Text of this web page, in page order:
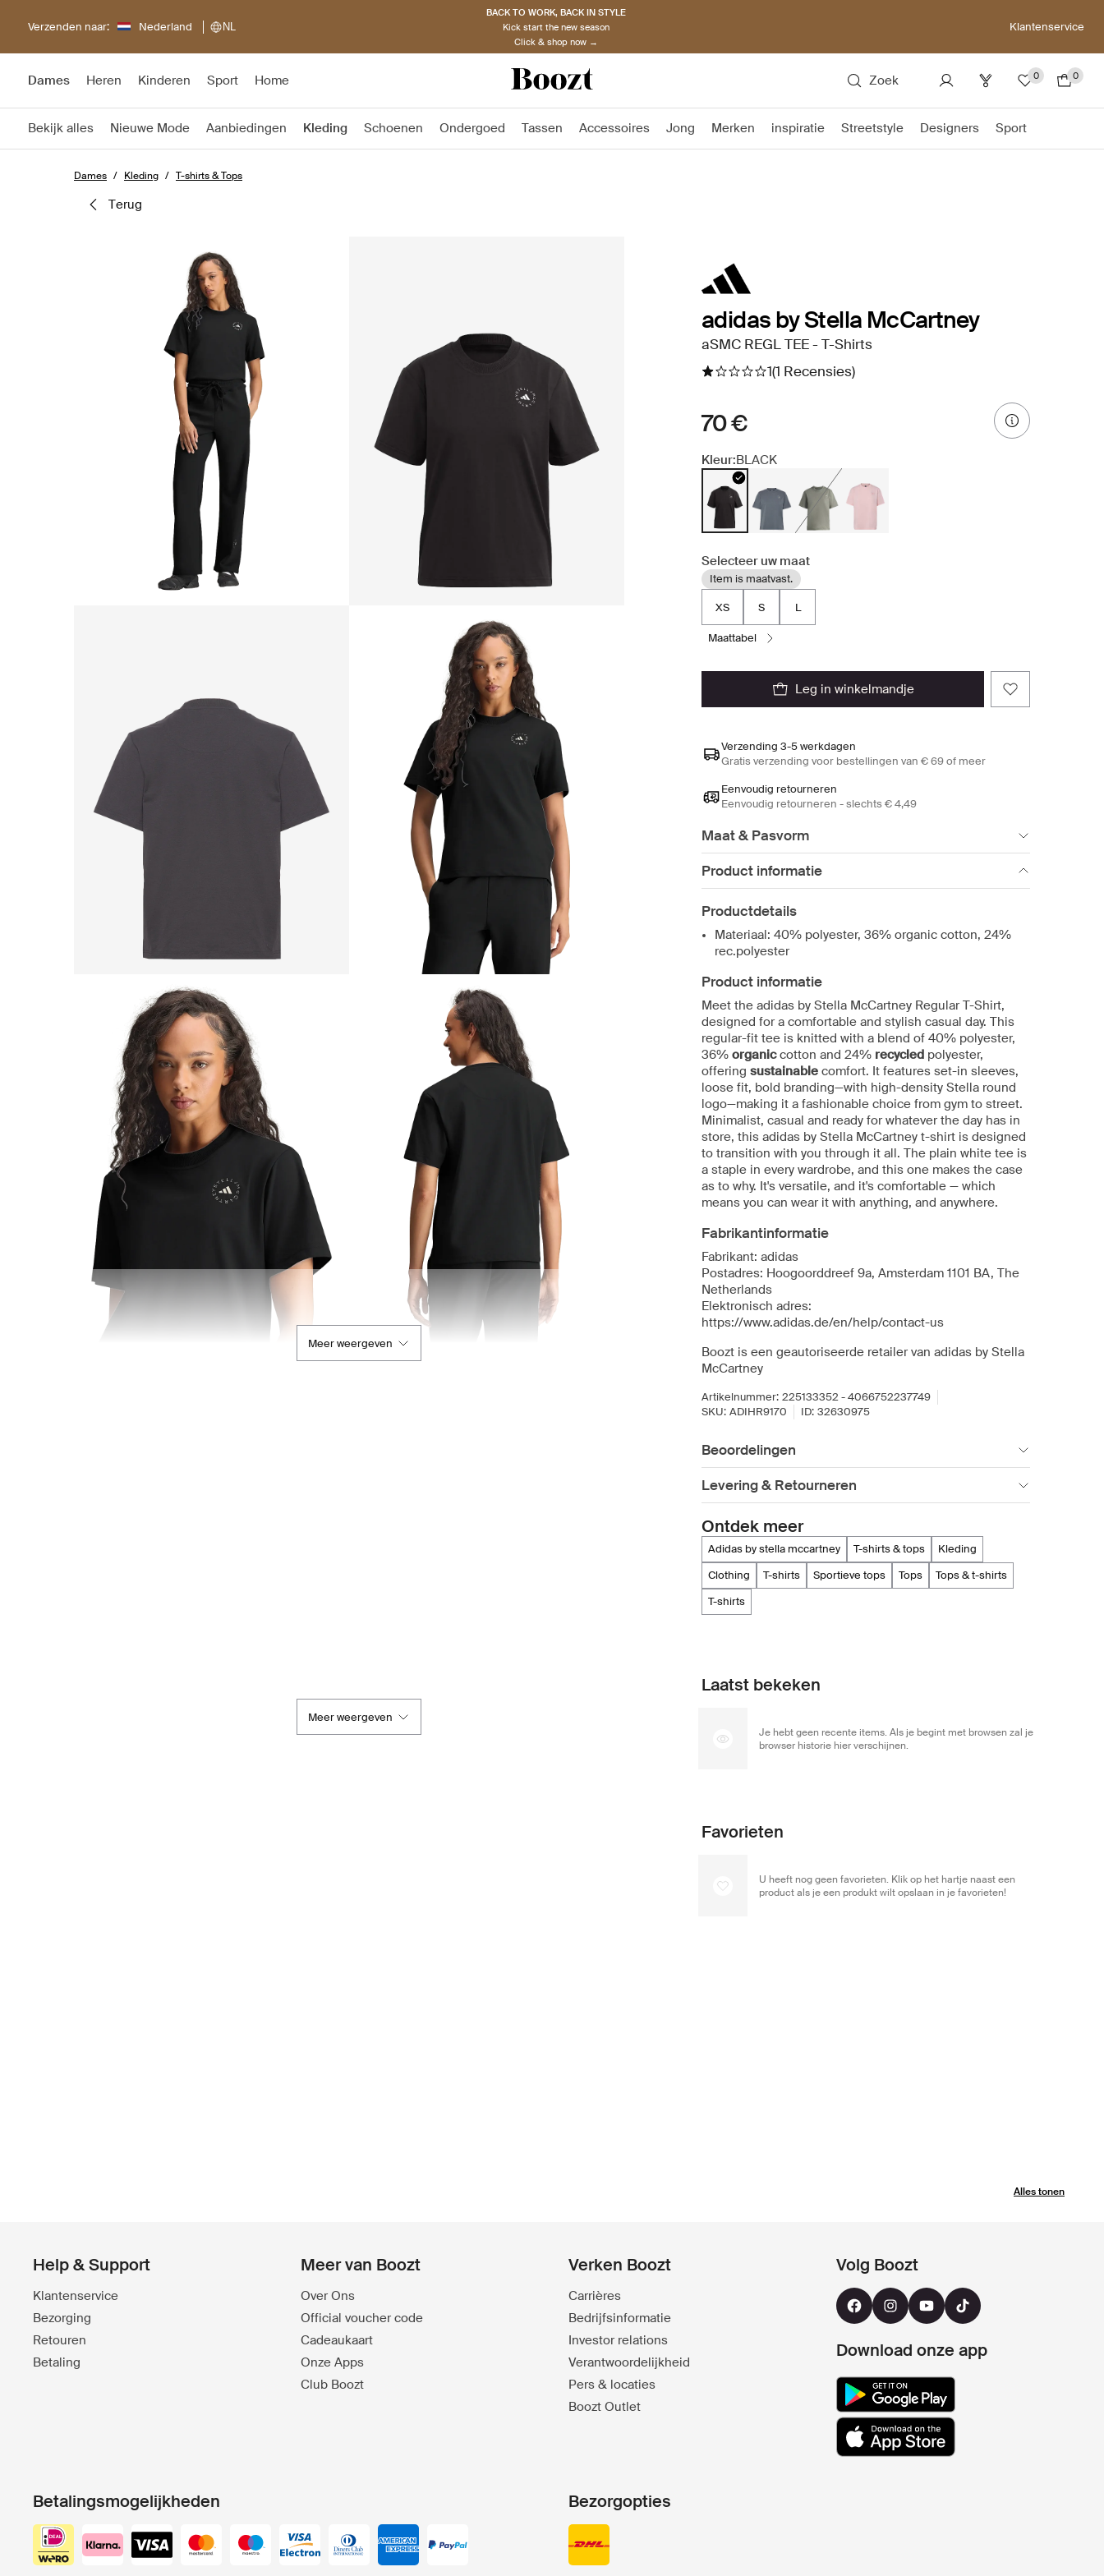
Verzenden naar: Nederland NL
BACK TO WORK, BACK IN STYLE
Kick start the new season
Click & shop now →
Klantenservice
Dames Heren Kinderen Sport Home Zoek 0 0
Bekijk alles Nieuwe Mode Aanbiedingen Kleding Schoenen Ondergoed Tassen Accessoires Jong Merken inspiratie Streetstyle Designers Sport
Dames Kleding T-shirts & Tops
terug
Meer weergeven
Meer weergeven
adidas by Stella McCartney
aSMC REGL TEE - T-Shirts
1(1 Recensies)
70 €
Kleur:BLACK
Selecteer uw maat
Item is maatvast.
XS S L
maattabel
leg in winkelmandje
Verzending 3-5 werkdagen
Gratis verzending voor bestellingen van € 69 of meer
Eenvoudig retourneren
Eenvoudig retourneren - slechts € 4,49
Maat & Pasvorm
Product informatie
Productdetails
Materiaal: 40% polyester, 36% organic cotton, 24%
rec.polyester
Product informatie
Meet the adidas by Stella McCartney Regular T-Shirt,
designed for a comfortable and stylish casual day. This
regular-fit tee is knitted with a blend of 40% polyester,
36% organiccotton and 24% recycled polyester,
offering sustainable comfort. It features set-in sleeves,
loose fit, bold branding—with high-density Stella round
logo—making it a fashionable choice from gym to street.
Minimalist, casual and ready for whatever the day has in
store, this adidas by Stella McCartney t-shirt is designed
to transition with you through it all. The plain white tee is
a staple in every wardrobe, and this one makes the case
as to why. It's versatile, and it's comfortable — which
means you can wear it with anything, and anywhere.
Fabrikantinformatie
Fabrikant: adidas
Postadres: Hoogoorddreef 9a, Amsterdam 1101 BA, The
Netherlands
Elektronisch adres:
https://www.adidas.de/en/help/contact-us
Boozt is een geautoriseerde retailer van adidas by Stella
McCartney
Artikelnummer: 225133352 - 4066752237749
SKU: ADIHR9170 ID: 32630975
Beoordelingen
Levering & Retourneren
Ontdek meer
adidas by stella mccartney t-shirts & tops
kleding
clothing
t-shirts sportieve tops tops
tops & t-shirts
t-shirts
Laatst bekeken
Je hebt geen recente items. Als je begint met browsen zal je
browser historie hier verschijnen.
Favorieten
U heeft nog geen favorieten. Klik op het hartje naast een
product als je een produkt wilt opslaan in je favorieten!
Alles tonen
Help & Support
Klantenservice
Bezorging
Retouren
Betaling
Meer van Boozt
Over Ons
Official voucher code
Cadeaukaart
Onze Apps
Club Boozt
Verken Boozt
Carrières
Bedrijfsinformatie
Investor relations
Verantwoordelijkheid
Pers & locaties
Boozt Outlet
Volg Boozt
Download onze app
Betalingsmogelijkheden Bezorgopties